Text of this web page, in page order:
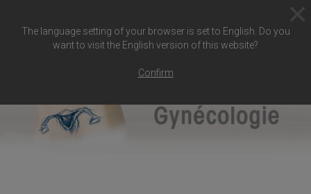
The language setting of your browser is set to English. Do you
want to visit the English version of this website?
Confirm